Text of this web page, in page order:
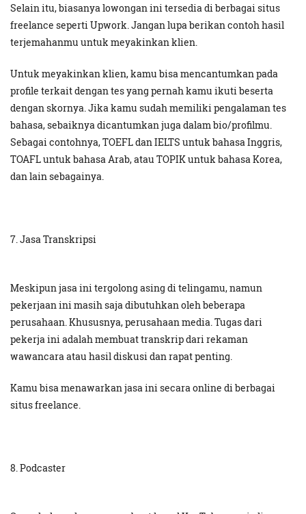
Selain itu, biasanya lowongan ini tersedia di berbagai situs
freelance seperti Upwork. Jangan lupa berikan contoh hasil
terjemahanmu untuk meyakinkan klien.
Untuk meyakinkan klien, kamu bisa mencantumkan pada
profile terkait dengan tes yang pernah kamu ikuti beserta
dengan skornya. Jika kamu sudah memiliki pengalaman tes
bahasa, sebaiknya dicantumkan juga dalam bio/profilmu.
Sebagai contohnya, TOEFL dan IELTS untuk bahasa Inggris,
TOAFL untuk bahasa Arab, atau TOPIK untuk bahasa Korea,
dan lain sebagainya.
7. Jasa Transkripsi
Meskipun jasa ini tergolong asing di telingamu, namun
pekerjaan ini masih saja dibutuhkan oleh beberapa
perusahaan. Khususnya, perusahaan media. Tugas dari
pekerja ini adalah membuat transkrip dari rekaman
wawancara atau hasil diskusi dan rapat penting.
Kamu bisa menawarkan jasa ini secara online di berbagai
situs freelance.
8. Podcaster